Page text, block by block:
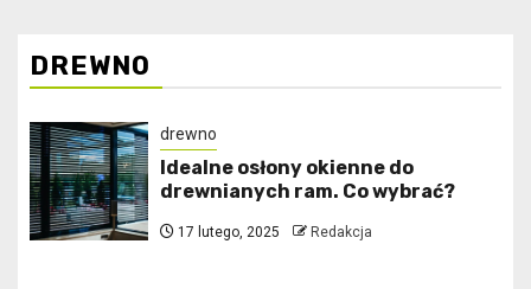
DREWNO
drewno
Idealne osłony okienne do
drewnianych ram. Co wybrać?
17 lutego, 2025 Redakcja